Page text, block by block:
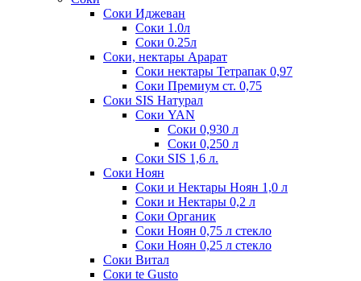
Соки Иджеван
Соки 1.0л
Соки 0.25л
Соки, нектары Арарат
Соки нектары Тетрапак 0,97
Соки Премиум ст. 0,75
Соки SIS Натурал
Соки YAN
Соки 0,930 л
Соки 0,250 л
Соки SIS 1,6 л.
Соки Ноян
Соки и Нектары Ноян 1,0 л
Соки и Нектары 0,2 л
Соки Органик
Соки Ноян 0,75 л стекло
Соки Ноян 0,25 л стекло
Соки Витал
Соки te Gusto